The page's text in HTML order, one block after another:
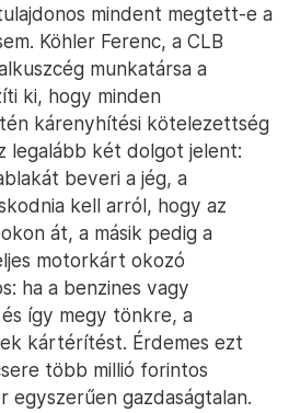
mindent megtett-e a
Köhler Ferenc, a CLB
munkatársa a
ki, hogy minden
kárenyhítési kötelezettség
legalább két dolgot jelent:
beveri a jég, a
kell arról, hogy az
át, a másik pedig a
motorkárt okozó
ha a benzines vagy
így megy tönkre, a
kártérítést. Érdemes ezt
több millió forintos
egyszerűen gazdaságtalan.